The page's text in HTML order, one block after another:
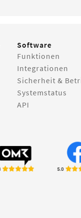
Software
Funktionen
Integrationen
Sicherheit &
Systemstatus
API